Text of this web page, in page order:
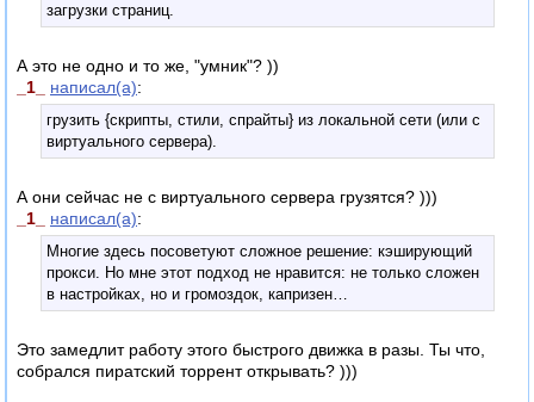
загрузки страниц.
А это не одно и то же, "умник"? ))
_1_
написал(а):
грузить {скрипты, стили, спрайты} из локальной сети (или с
виртуального сервера).
А они сейчас не с виртуального сервера грузятся? )))
_1_
написал(а):
Многие здесь посоветуют сложное решение: кэширующий
прокси. Но мне этот подход не нравится: не только сложен
в настройках, но и громоздок, капризен…
Это замедлит работу этого быстрого движка в разы. Ты что,
собрался пиратский торрент открывать? )))